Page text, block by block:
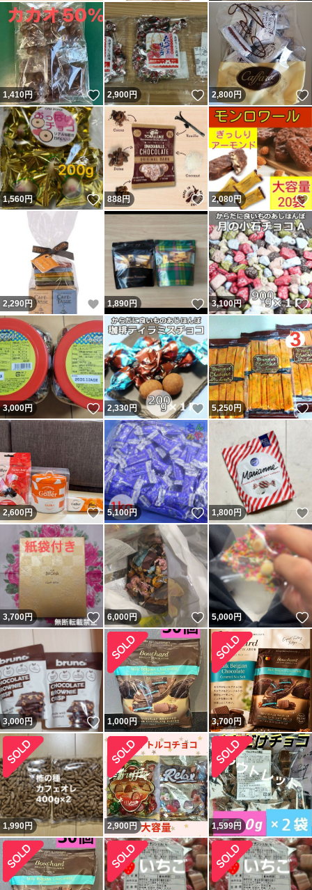
1,410円 いいね！
2,900円 いいね！
2,800円
1,560円 いいね！
888円 いいね！
2,080円
2,290 円 いいね！
1,890円 いいね！
3,100円
3,000円 いいね！
2,330円 いいね！
5,250円
2,600円 いいね！
5,100円 いいね！
1,800円
3,700円 いいね！
6,000円 いいね！
5,000円
3,000円 いいね！
1,000円 3,700円
1,990円 2,900円 1,599円